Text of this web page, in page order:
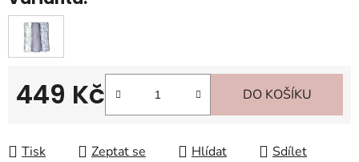
449 Kč DO KOŠÍKU
Tisk Zeptat se Hlídat Sdílet